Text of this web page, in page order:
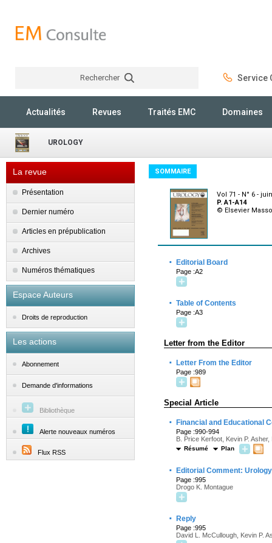
Rechercher Service
Actualités Revues Traités EMC Domaines
UROLOGY
La revue
Présentation
Dernier numéro
Articles en prépublication
Archives
Numéros thématiques
Espace Auteurs
Droits de reproduction
Les actions
Abonnement
Demande d'informations
Bibliothèque
Alerte nouveaux numéros
Flux RSS
SOMMAIRE
Vol 71 - N° 6 -
P. A1-A14
© Elsevier
· Editorial Board
Page :A2
· Table of Contents
Page :A3
Letter from the Editor
· Letter From the Editor
Page :989
Special Article
· Financial and Educational
Page :990-994
B. Price Kerfoot, Kevin P.
Résumé Plan
· Editorial Comment:
Page :995
Drogo K. Montague
· Reply
Page :995
David L. McCullough, Kevin P.